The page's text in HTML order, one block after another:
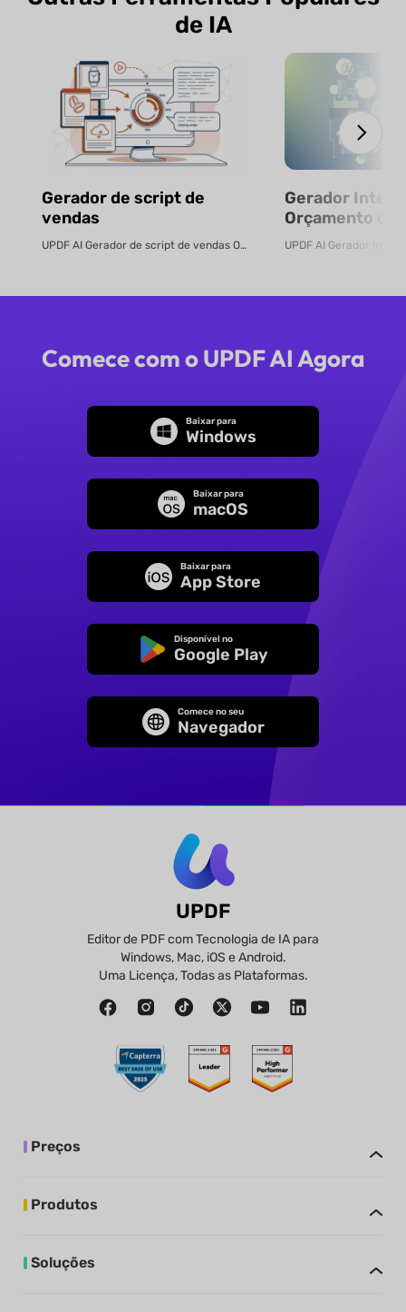
de IA
Gerador de script de
vendas
UPDF AI Gerador de script de vendas O UPDF AI transforma PDFs de produtos ...
Gerador
Orçamento
Gratuito
Comece com o UPDF AI Agora
Baixar para
Windows
Baixar para
macOS
Baixar para
App Store
Disponível no
Google Play
Comece no seu
Navegador
UPDF
Editor de PDF com Tecnologia de IA para
Windows, Mac, iOS e Android.
Uma Licença, Todas as Plataformas.
Preços
Produtos
Soluções